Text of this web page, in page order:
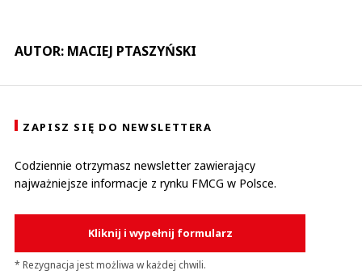
AUTOR: MACIEJ PTASZYŃSKI
ZAPISZ SIĘ DO NEWSLETTERA
Codziennie otrzymasz newsletter zawierający
najważniejsze informacje z rynku FMCG w Polsce.
Kliknij i wypełnij formularz
* Rezygnacja jest możliwa w każdej chwili.